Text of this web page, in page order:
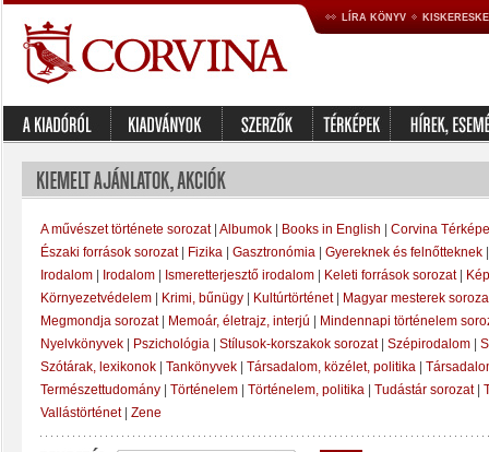
LÍRA KÖNYV
A művészet története sorozat| Albumok Books in English
Corvina
Északi források sorozat| Fizika Gasztronómia Gyereknek és felnőtteknek
Irodalom
Irodalom Ismeretterjesztő irodalom Keleti források sorozat|
Környezetvédelem
Krimi, bűnügy Kultúrtörténet|
Magyar mesterek
Megmondja sorozat| Memoár, életrajz, interjú
Mindennapi történelem
Nyelvkönyvek
Pszichológia Stílusok-korszakok sorozat| Szépirodalom
Szótárak, lexikonok
Tankönyvek Társadalom, közélet, politika
Természettudomány
Történelem Történelem, politika Tudástár sorozat|
Vallástörténet| Zene